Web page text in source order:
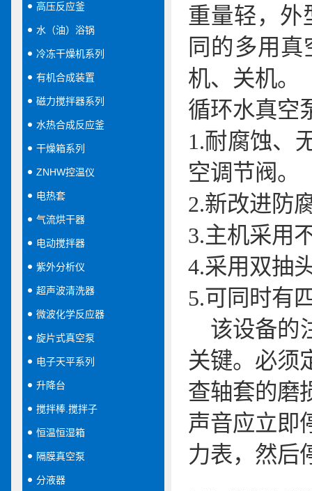
高压反应釜
水（油）浴锅
冷冻干燥机系列
有机合成装置
磁力搅拌器系列
水热合成反应釜
干燥箱系列
ZNHW控温仪
电热套
气流烘干器
电动搅拌器
紫外分析仪
超声波清洗器
微波化学反应器
旋片式真空泵
电子天平系列
升降台
搅拌棒.搅拌子
恒温恒湿箱
隔膜真空泵
分液器
重量轻，外
同的多用
机、关机。
循环水真空
1.耐腐蚀、
空调节阀。
2.新改进防
3.主机采用
4.采用双抽
5.可同时有
该设备的
关键。必须
查轴套的磨
声音应立即
力表，然后